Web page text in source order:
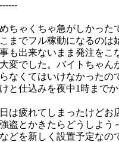
ちゃくちゃ急がしかった
までフル稼動になるのは
も出来ないまま発注をこ
変でした。バイトちゃん
なくてはいけなかったの
と仕込みを夜中1時まで
は疲れてしまったけどお
盗とかきたらどうしよう
どを新しく設置予定なの